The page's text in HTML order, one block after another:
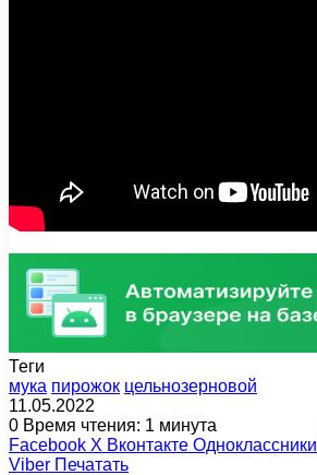
Теги
мука пирожок цельнозерновой
11.05.2022
0 Время чтения: 1 минута
Facebook X Вконтакте Одноклассники
Viber Печатать